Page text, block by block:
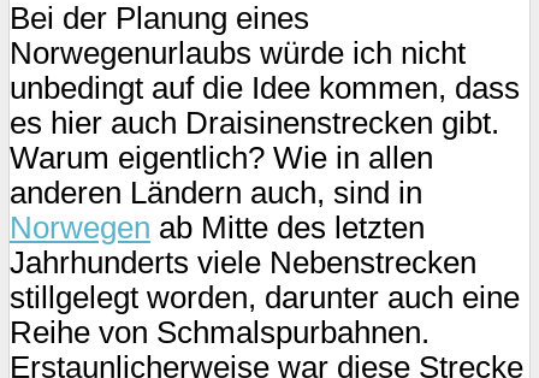
Bei der Planung eines
Norwegenurlaubs würde ich nicht
unbedingt auf die Idee kommen, dass
es hier auch Draisinenstrecken gibt.
Warum eigentlich? Wie in allen
anderen Ländern auch, sind in
Norwegen ab Mitte des letzten
Jahrhunderts viele Nebenstrecken
stillgelegt worden, darunter auch eine
Reihe von Schmalspurbahnen.
Erstaunlicherweise war diese Strecke